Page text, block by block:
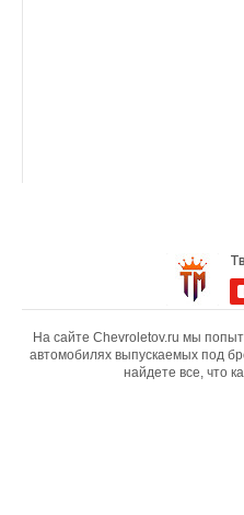
На сайте Chevroletov.ru мы
автомобилях выпускаемых под
найдете все, что